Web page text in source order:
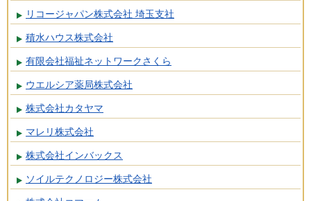
リコージャパン株式会社 埼玉支社
積水ハウス株式会社
有限会社福祉ネットワークさくら
ウエルシア薬局株式会社
株式会社カタヤマ
マレリ株式会社
株式会社インバックス
ソイルテクノロジー株式会社